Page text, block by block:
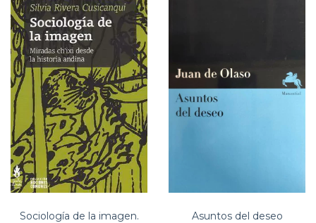
Sociología de la imagen.
Asuntos del deseo